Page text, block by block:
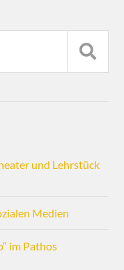
und Lehrstück
Medien
im Pathos